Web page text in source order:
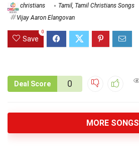
christians Tamil, Tamil Christians Songs
Vijay Aaron Elangovan
Save
0
Deal Score 0
MORE SONGS